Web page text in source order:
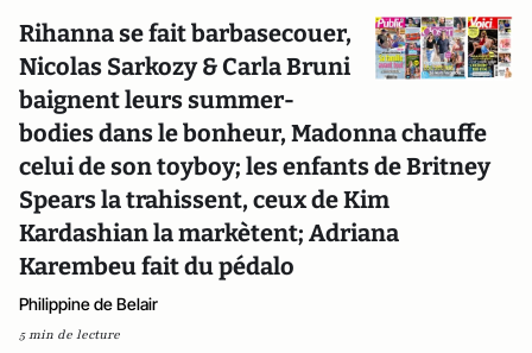
Rihanna se fait barbasecouer,
Nicolas Sarkozy & Carla Bruni
baignent leurs summer-
bodies dans le bonheur, Madonna chauffe
celui de son toyboy; les enfants de Britney
Spears la trahissent, ceux de Kim
Kardashian la markètent; Adriana
Karembeu fait du pédalo
Philippine de Belair
5 min de lecture